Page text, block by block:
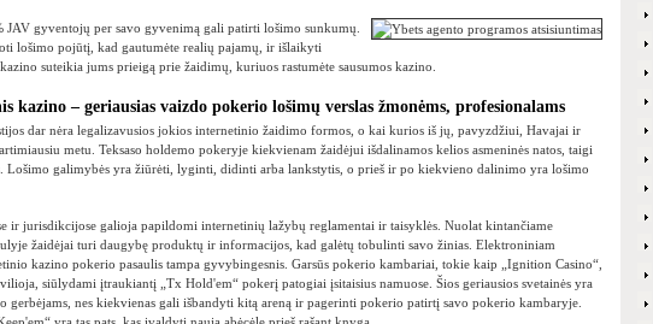
JAV gyventojų per savo gyvenimą gali patirti lošimo sunkumų.
lošimo pojūtį, kad gautumėte realių pajamų, ir išlaikyti
suteikia jums prieigą prie žaidimų, kuriuos rastumėte sausumos kazino.
kazino – geriausias vaizdo pokerio lošimų verslas žmonėms, profesionalams
dar nėra legalizavusios jokios internetinio žaidimo formos, o kai kurios iš jų, pavyzdžiui, Havajai ir
metu. Teksaso holdemo pokeryje kiekvienam žaidėjui išdalinamos kelios asmeninės natos, taigi
Lošimo galimybės yra žiūrėti, lyginti, didinti arba lankstytis, o prieš ir po kiekvieno dalinimo yra lošimo
ir jurisdikcijose galioja papildomi internetinių lažybų reglamentai ir taisyklės. Nuolat kintančiame
žaidėjai turi daugybę produktų ir informacijos, kad galėtų tobulinti savo žinias. Elektroniniam
kazino pokerio pasaulis tampa gyvybingesnis. Garsūs pokerio kambariai, tokie kaip „Ignition Casino“,
vilioja, siūlydami įtraukiantį „Tx Hold'em“ pokerį patogiai įsitaisius namuose. Šios geriausios svetainės yra
gerbėjams, nes kiekvienas gali išbandyti kitą areną ir pagerinti pokerio patirtį savo pokerio kambaryje.